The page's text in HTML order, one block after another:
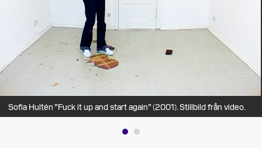
Sofia Hultén ”Fuck it up and start again” (2001). Stillbild från video.